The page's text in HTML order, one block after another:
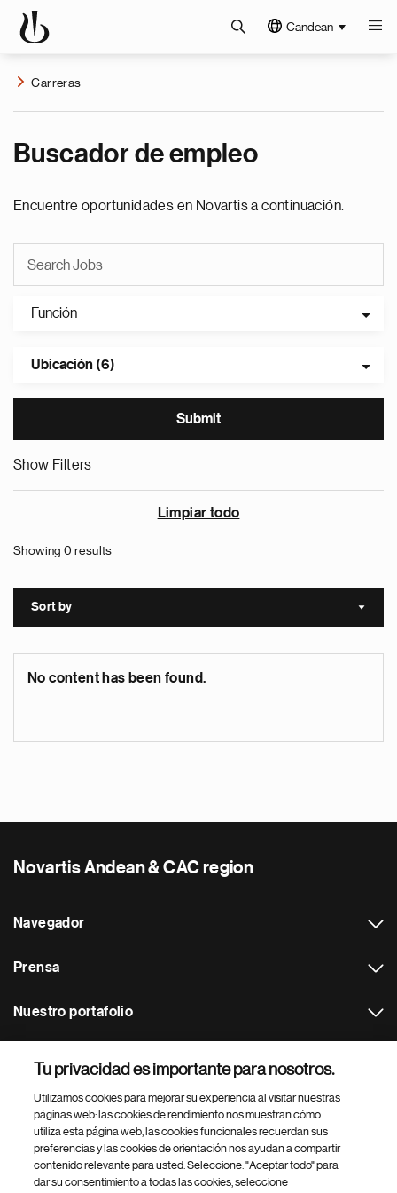
Candean
Carreras
Buscador de empleo
Encuentre oportunidades en Novartis a continuación.
Función
Ubicación (6)
Show Filters
Limpiar todo
Showing 0 results
Sort by Sort
No content has been found.
Novartis Andean & CAC region
Navegador
Prensa
Nuestro portafolio
Footer Site Search
Tu privacidad es importante para nosotros.
Utilizamos cookies para mejorar su experiencia al visitar nuestras
páginas web: las cookies de rendimiento nos muestran cómo
utiliza esta página web, las cookies funcionales recuerdan sus
preferencias y las cookies de orientación nos ayudan a compartir
contenido relevante para usted. Seleccione: "Aceptar todo" para
dar su consentimiento a todas las cookies, seleccione